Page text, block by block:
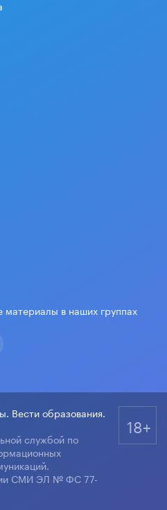
в наших группах
Вести образования.
службой по
СМИ ЭЛ № ФС 77-
18+